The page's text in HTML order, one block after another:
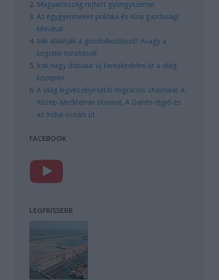
Magyarország rejtett gyöngyszemei
Az egygyermekes politika és Kína gazdasági
kihívásai
Mik alakítják a gondolkodásod? Avagy a
kognitív torzítások
Irak nagy dobása: új kereskedelmi út a világ
közepén
A világ legveszélyesebb migrációs útvonalai: A
Közép-Mediterrán útvonal, A Darién-régió és
az Indiai-óceáni út
FACEBOOK
LEGFRISSEBB